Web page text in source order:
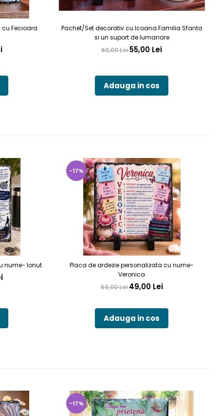
Fecioara
Pachet/Set decorativ cu Icoana Familia Sfanta
si un suport de lumanare
60,00 Lei55,00 Lei
Adauga in cos
nume- Ionut
-17%
Placa de ardezie personalizata cu nume-
Veronica
59,00 Lei49,00 Lei
Adauga in cos
-17%